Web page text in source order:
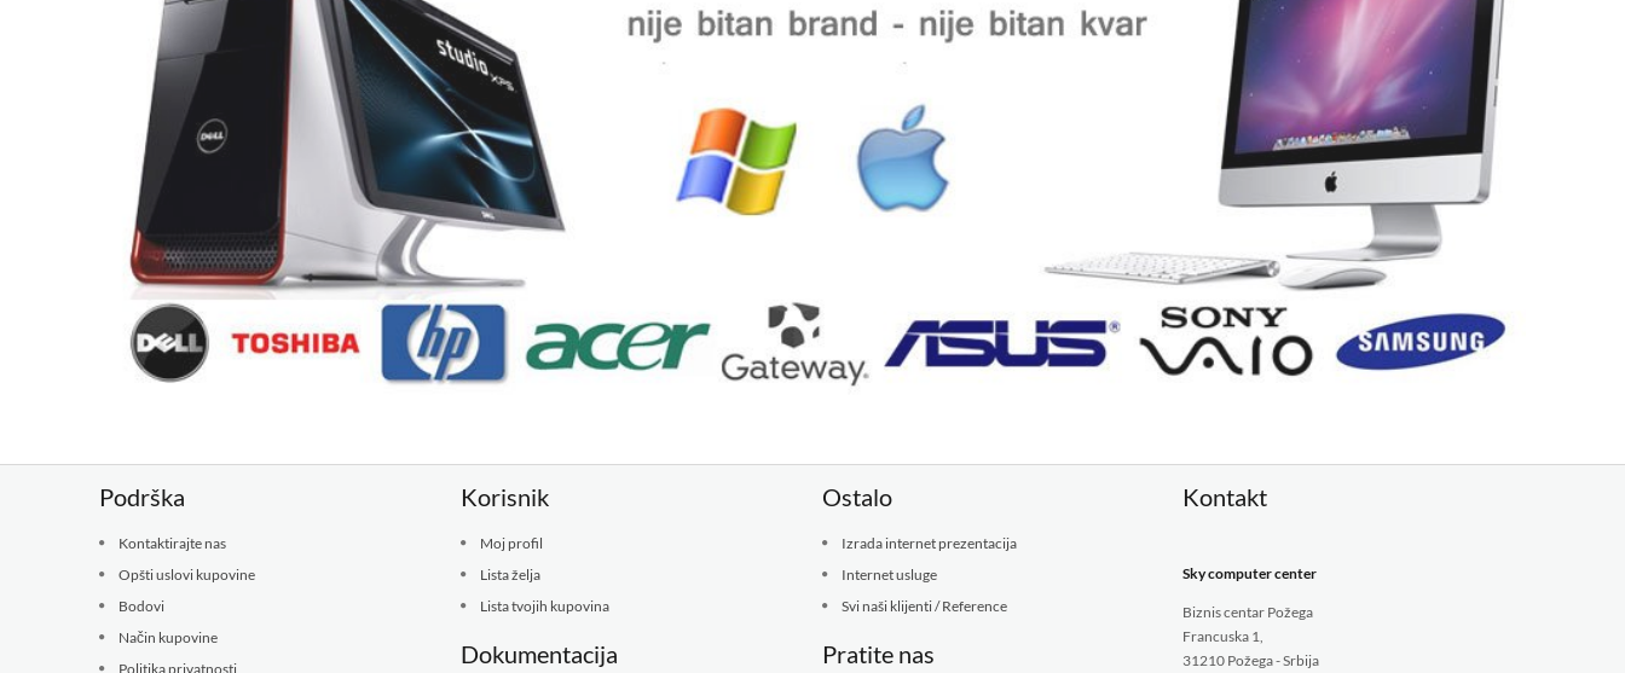
Podrška
Kontaktirajte nas
Opšti uslovi kupovine
Bodovi
Način kupovine
Politika privatnosti
Korisnik
Moj profil
Lista želja
Lista tvojih kupovina
Dokumentacija
Ostalo
Izrada internet prezentacija
Internet usluge
Svi naši klijenti / Reference
Pratite nas
Kontakt
Sky computer center
Biznis centar Požega
Francuska 1,
31210 Požega - Srbija